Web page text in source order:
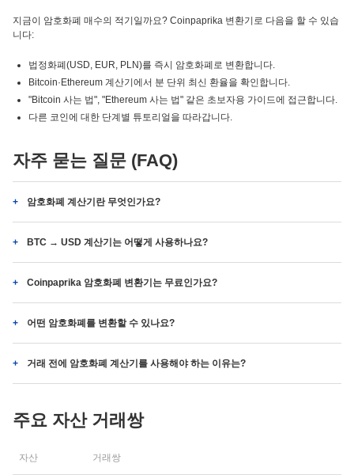
지금이 암호화폐 매수의 적기일까요? Coinpaprika 변환기로 다음을 할 수 있습
니다:
법정화폐(USD, EUR, PLN)를 즉시 암호화폐로 변환합니다.
Bitcoin·Ethereum 계산기에서 분 단위 최신 환율을 확인합니다.
"Bitcoin 사는 법", "Ethereum 사는 법" 같은 초보자용 가이드에 접근합니다.
다른 코인에 대한 단계별 튜토리얼을 따라갑니다.
자주 묻는 질문 (FAQ)
암호화폐 계산기란 무엇인가요?
BTC → USD 계산기는 어떻게 사용하나요?
Coinpaprika 암호화폐 변환기는 무료인가요?
어떤 암호화폐를 변환할 수 있나요?
거래 전에 암호화폐 계산기를 사용해야 하는 이유는?
주요 자산 거래쌍
자산 거래쌍